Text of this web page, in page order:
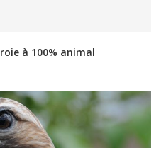
à 100% animal